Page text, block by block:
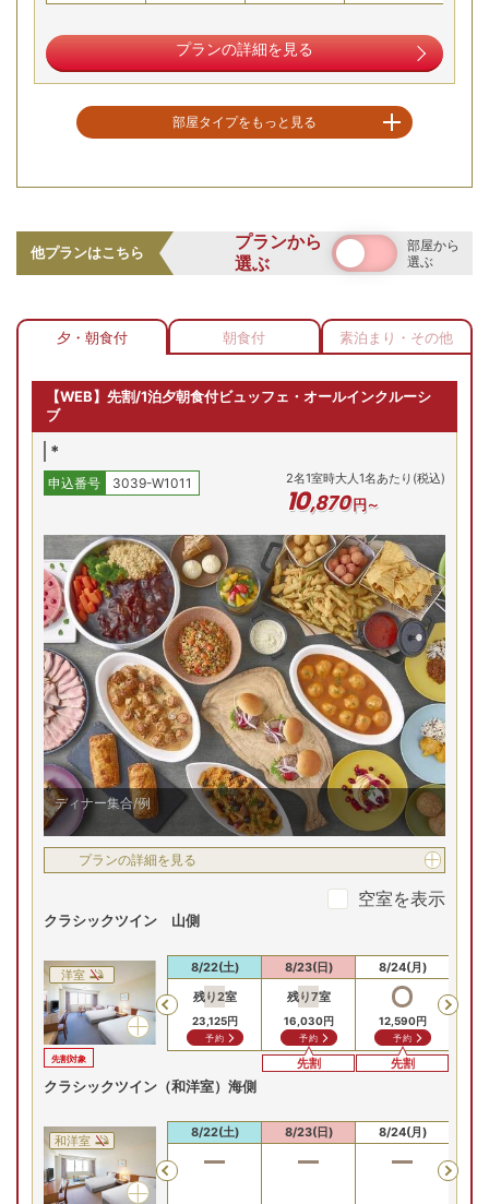
贅沢満喫！夕朝食ビュッフェを楽しむ
ンクやラウンジサービスが料金に含まれるオールインクルー
シブプラン！追加料金を気にせず、串本リゾートステイを満
本州最南端の高台に佇む絶景リゾート。客室は全室36㎡以上
のゆったり空間で、海側のお部屋からは太平洋や名勝・橋杭
岩を一望できます。JR串本駅からの無料定期送迎バスもあ
り、観光拠点にも便利です。
プランの詳細を見る
部屋タイプをもっと見る
クラシックツイン（和洋室）
お部屋の詳細を見る
12,000円～
Previous
残り8 室
最安値
残り
最安値
残り2 室
12,000円
最安値
残り3室
12,000
最安値
プランの詳細を見る
空室を表示
洋室
クラシックツイン 海側/例
【お部屋タイプ】
お部屋の詳細を見る
クラシックツイン 海側
申込番号 3039-W1011 2名1室時大人1名あたり(税込)
12,000円～
Previous
残り3室
30,500円
予約
プランの詳細を見る
空室を表示
和室
【お部屋タイプ】
他プランはこちら
プランから
選ぶ
部屋から
選ぶ
夕・朝食付 朝食付 素泊まり・その他
【WEB】先割/1泊夕朝食付ビュッフェ・オールインクルーシ
ブ
*
申込番号 3039-W1011 2名1室時大人1名あたり(税込)
10,870円～
ディナー集合/例
プランの詳細を見る
空室を表示
クラシックツイン 山側
洋室
先割対象
Previous
8/20(木) 8/21(金)
8/22(土)
残り2室
23,125円
予約
8/23(日)
残り7室
16,030円
予約
先割
8/24(月)
12,590円
予約
先割
クラシックツイン（和洋室）海側
和洋室
Previous
8/20(木) 8/21(金) 8/22(土) 8/23(日) 8/24(月)